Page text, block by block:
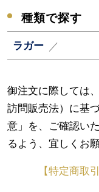
種類で探す
ラガー
御注文に際しては
訪問販売法）に基
意」を、ご確認い
るよう、宜しくお
【特定商取